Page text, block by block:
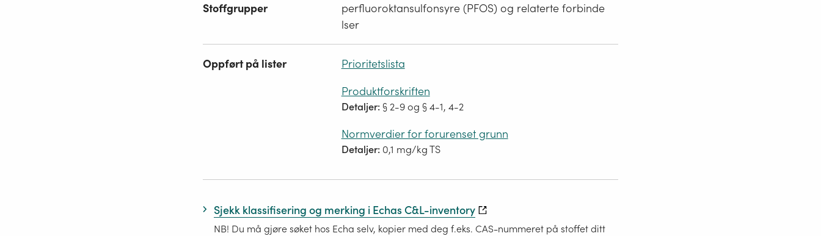
Stoffgrupper
perfluoroktansulfonsyre (PFOS) og relaterte forbinde
lser
Oppført på lister
Prioritetslista
Produktforskriften
Detaljer: § 2-9 og § 4-1, 4-2
Normverdier for forurenset grunn
Detaljer: 0,1 mg/kg TS
Sjekk klassifisering og merking i Echas C&L-inventory
NB! Du må gjøre søket hos Echa selv, kopier med deg f.eks. CAS-nummeret på stoffet ditt